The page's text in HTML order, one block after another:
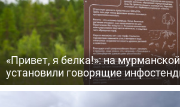
«Привет, я белка!»: на
установили говорящие